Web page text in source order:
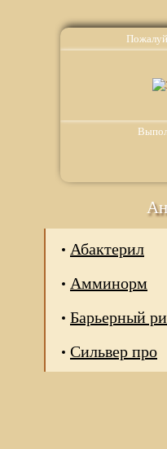
Абактерил
Амминорм
Барьерный
Сильвер про